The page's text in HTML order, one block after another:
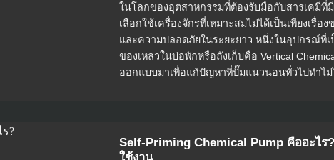
ในโลกของอุตสาหกรรมที่ต้องรับมือกับสารเคมีที่
เลือกใช้เครื่องจักรที่เหมาะสมไม่ได้เป็นเพียงเรื่
และความปลอดภัยในระยะยาว หนึ่งในอุปกรณ์ที่เ
ของเหลวในบ่อพักหรือถังเก็บคือ Vertical
ออกแบบมาเพื่อแก้ปัญหาที่ปั๊มแนวนอนทั่วไปทำไม่
Self-Priming Chemical Pump คืออะไร